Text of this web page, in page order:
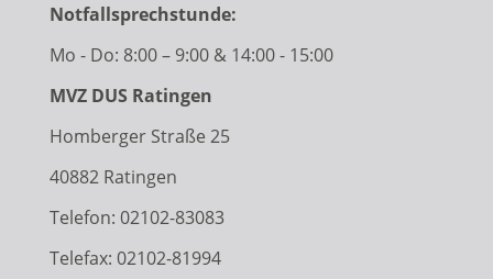
Notfallsprechstunde:
Mo - Do: 8:00 – 9:00 & 14:00 - 15:00
MVZ DUS Ratingen
Homberger Straße 25
40882 Ratingen
Telefon: 02102-83083
Telefax: 02102-81994